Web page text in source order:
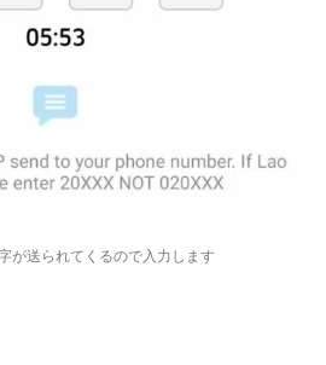
が送られてくるので入力します